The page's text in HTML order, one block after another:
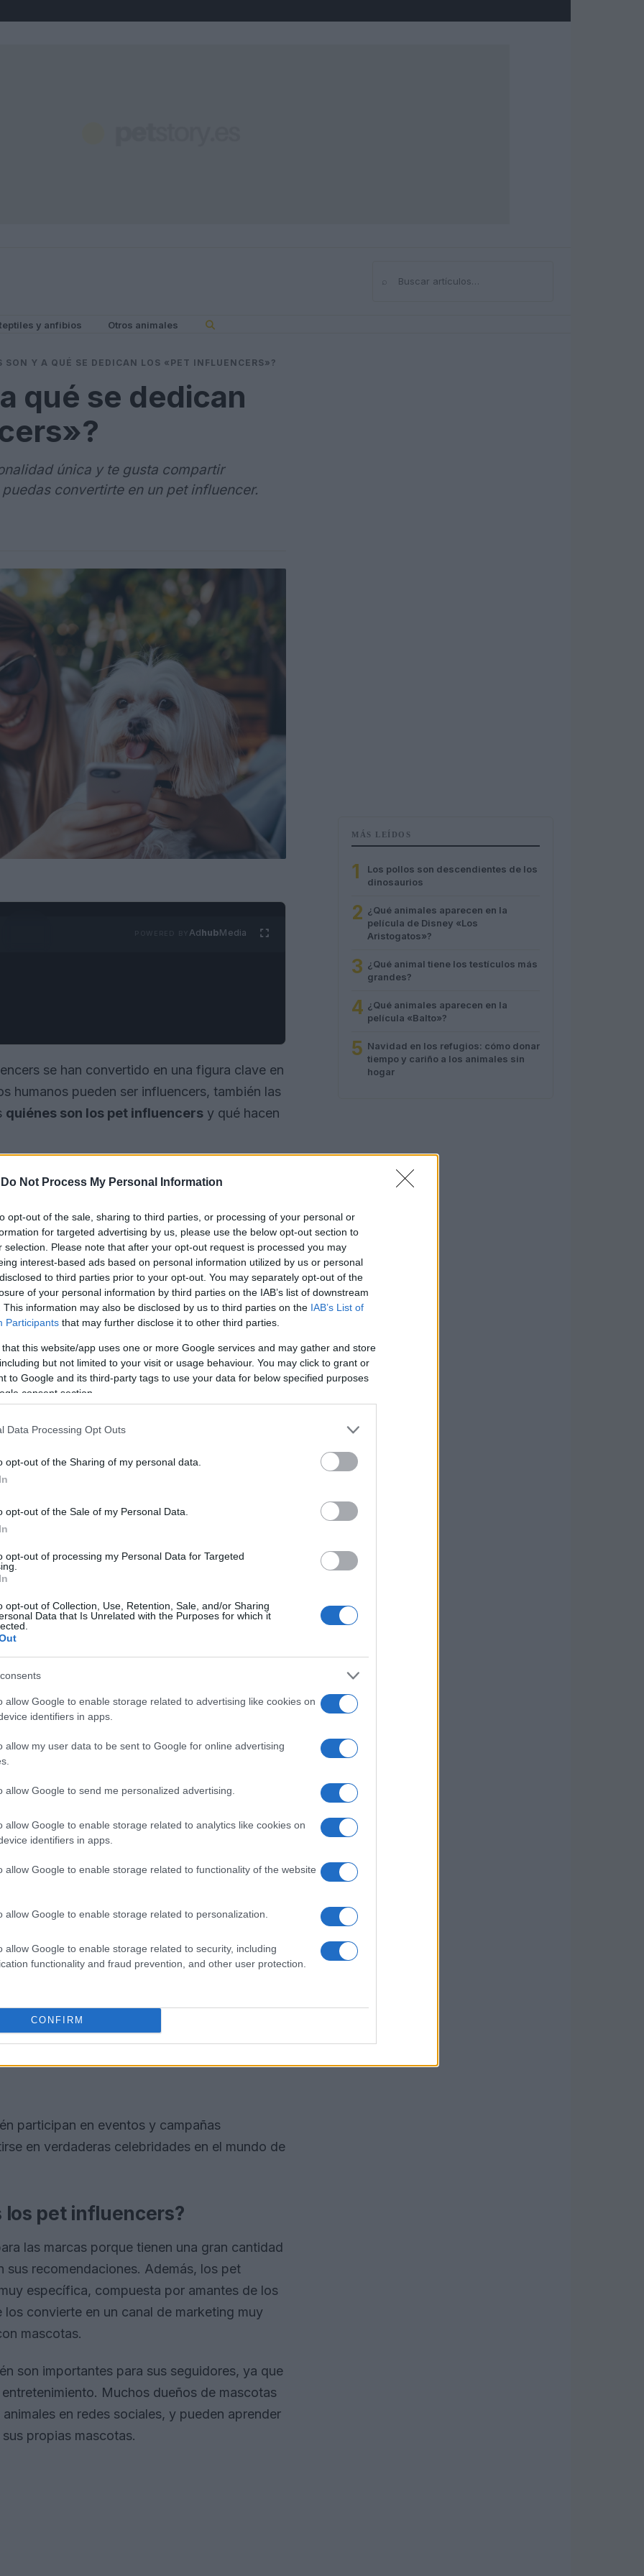
Do Not Process My Personal Information
opt-out of the sale, sharing to third parties, or processing of your personal or
for targeted advertising by us, please use the below opt-out section to
selection. Please note that after your opt-out request is processed you may
interest-based ads based on personal information utilized by us or personal
to third parties prior to your opt-out. You may separately opt-out of the
of your personal information by third parties on the IAB’s list of downstream
This information may also be disclosed by us to third parties on the IAB’s List of
Participants that may further disclose it to other third parties.
that this website/app uses one or more Google services and may gather and store
but not limited to your visit or usage behaviour. You may click to grant or
to Google and its third-party tags to use your data for below specified purposes
consent section.
Data Processing Opt Outs
opt-out of the Sharing of my personal data.
opt-out of the Sale of my Personal Data.
opt-out of processing my Personal Data for Targeted
opt-out of Collection, Use, Retention, Sale, and/or Sharing
Data that Is Unrelated with the Purposes for which it
allow Google to enable storage related to advertising like cookies on
identifiers in apps.
allow my user data to be sent to Google for online advertising
allow Google to send me personalized advertising.
allow Google to enable storage related to analytics like cookies on
identifiers in apps.
allow Google to enable storage related to functionality of the website
allow Google to enable storage related to personalization.
allow Google to enable storage related to security, including
functionality and fraud prevention, and other user protection.
CONFIRM
Buscar
y anfibios Otros animales
SON Y A QUÉ SE DEDICAN LOS «PET INFLUENCERS»?
qué se dedican
única y te gusta compartir
convertirte en un pet influencer.
AdhubMedia
se han convertido en una figura clave en
humanos pueden ser influencers, también las
quiénes son los pet influencers y qué hacen
tienen una gran cantidad de seguidores en
o YouTube. Estos animales se han
gracias a su carisma, belleza y
gatos, aunque también hay otros animales
Lo que tienen en común es que sus dueños
compartir fotos y vídeos de ellos, y han
en redes sociales, como fotos y vídeos de
y productos que les gustan. Muchos de
promocionar productos relacionados con
A veces, lospet infuencers ganan
participan en eventos y campañas
en verdaderas celebridades en el mundo de
los pet influencers?
las marcas porque tienen una gran cantidad
recomendaciones. Además, los pet
específica, compuesta por amantes de los
convierte en un canal de marketing muy
mascotas.
son importantes para sus seguidores, ya que
Muchos dueños de mascotas
en redes sociales, y pueden aprender
propias mascotas.
MÁS LEÍDOS
1
Los pollos son descendientes de los
dinosaurios
2 ¿Qué animales aparecen en la
película de Disney «Los
Aristogatos»?
3 ¿Qué animal tiene los testículos más
grandes?
4 ¿Qué animales aparecen en la
película «Balto»?
5 Navidad en los refugios: cómo donar
tiempo y cariño a los animales sin
hogar